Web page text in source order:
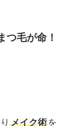
つ毛が命！
メイク術を